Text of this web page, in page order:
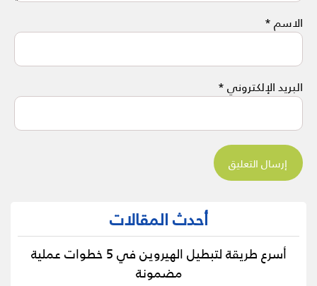
الاسم*
البريد الإلكتروني*
أحدث المقالات
أسرع طريقة لتبطيل الهيروين في 5 خطوات عملية
مضمونة